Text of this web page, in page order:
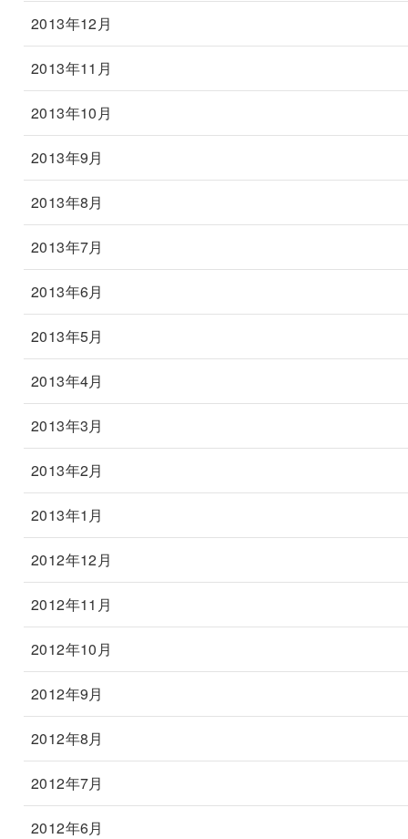
2013年12月
2013年11月
2013年10月
2013年9月
2013年8月
2013年7月
2013年6月
2013年5月
2013年4月
2013年3月
2013年2月
2013年1月
2012年12月
2012年11月
2012年10月
2012年9月
2012年8月
2012年7月
2012年6月